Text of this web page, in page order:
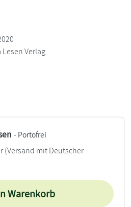
Lesen Verlag
- Portofrei
(Versand mit Deutscher
Warenkorb